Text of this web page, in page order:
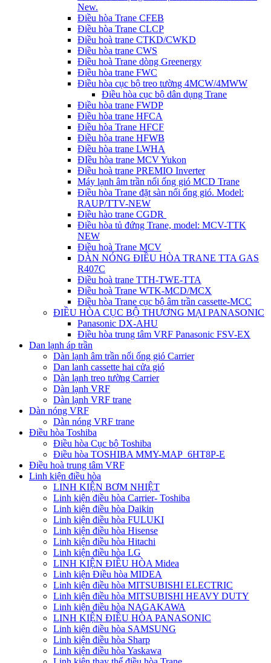
New.
Điều hòa Trane CFEB
Điều hòa Trane CLCP
Điều hoà trane CTKD/CWKD
Điều hòa trane CWS
Điều hoà Trane dòng Greenergy
Điều hòa trane FWC
Điều hòa cục bộ treo tường 4MCW/4MWW
Điều hòa cục bộ dân dụng Trane
Điều hòa trane FWDP
Điều hòa trane HFCA
Điều hòa Trane HFCF
Điều hòa trane HFWB
Điều hòa trane LWHA
ĐIều hòa trane MCV Yukon
Điều hoà trane PREMIO Inverter
Máy lạnh âm trần nối ống gió MCD Trane
Điều hòa Trane đặt sàn nối ống gió. Model:
RAUP/TTV-NEW
Điều hào trane CGDR
Điều hòa tủ đứng Trane, model: MCV-TTK
NEW
Điều hoà Trane MCV
DÀN NÓNG ĐIỀU HÒA TRANE TTA GAS
R407C
Điều hoà trane TTH-TWE-TTA
Điều hoà Trane WTK-MCD/MCX
Điều hòa Trane cục bộ âm trần cassette-MCC
ĐIỀU HÒA CỤC BỘ THƯƠNG MẠI PANASONIC
Panasonic DX-AHU
Điều hòa trung tâm VRF Panasonic FSV-EX
Dan lạnh áp trần
Dàn lạnh âm trần nối ống gió Carrier
Dan lanh cassette hai cửa gió
Dàn lạnh treo tường Carrier
Dàn lạnh VRF
Dàn lạnh VRF trane
Dàn nóng VRF
Dàn nóng VRF trane
Điều hòa Toshiba
Điều hòa Cục bộ Toshiba
Điều hòa TOSHIBA MMY-MAP_6HT8P-E
Điều hoà trung tâm VRF
Linh kiện điều hòa
LINH KIỆN BƠM NHIỆT
Linh kiện điều hòa Carrier- Toshiba
Linh kiện điều hòa Daikin
Linh kiện điều hòa FULUKI
Linh kiện điều hòa Hisense
Linh kiện điều hòa Hitachi
Linh kiện điều hòa LG
LINH KIỆN ĐIỀU HÒA Midea
Linh kiện Điều hòa MIDEA
Linh kiện điều hòa MITSUBISHI ELECTRIC
Linh kiện điều hòa MITSUBISHI HEAVY DUTY
Linh kiện điều hòa NAGAKAWA
LINH KIỆN ĐIỀU HÒA PANASONIC
Linh kiện điều hòa SAMSUNG
Linh kiện điều hòa Sharp
Linh kiện điều hòa Yaskawa